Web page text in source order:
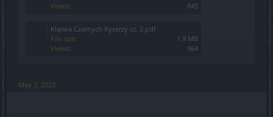
Views:
845
Klątwa Czarnych Rycerzy cz. 2.pdf
File size:
1.9 MB
Views:
964
May 3, 2023